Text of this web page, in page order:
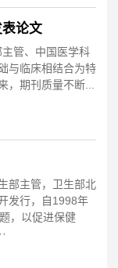
论文
管、中国医学科
与临床相结合为特
，期刊质量不断...
部主管，卫生部北
发行，自1998年
，以促进保健